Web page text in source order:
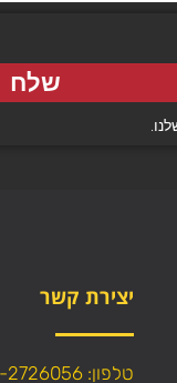
שלח
יצירת קשר
טלפון: 073-2726056